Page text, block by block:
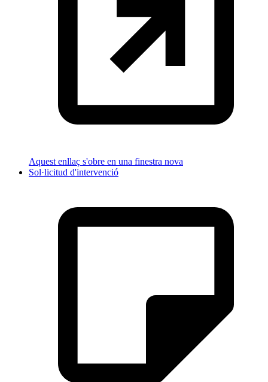
Aquest enllaç s'obre en una finestra nova
Sol·licitud d'intervenció